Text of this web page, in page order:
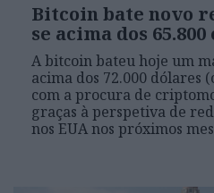
Bitcoin bate novo
se acima dos
A bitcoin bateu hoje um
acima dos 72.000 dólares
com a procura de
graças à perspetiva de
nos EUA nos próximos